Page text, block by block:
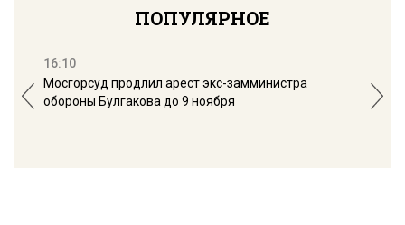
ПОПУЛЯРНОЕ
16:10
Мосгорсуд продлил арест экс-замминистра
обороны Булгакова до 9 ноября